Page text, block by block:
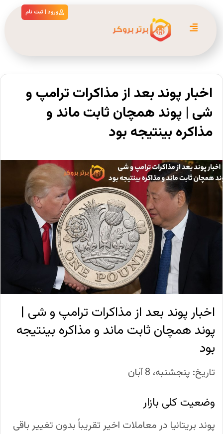
ورود | ثبت نام
اخبار پوند بعد از مذاکرات ترامپ و
شی | پوند همچان ثابت ماند و
مذاکره بی‎نتیجه بود
اخبار پوند بعد از مذاکرات ترامپ و شی |
پوند همچان ثابت ماند و مذاکره بی‎نتیجه
بود
تاریخ: پنجشنبه، 8 آبان
وضعیت کلی بازار
پوند بریتانیا در معاملات اخیر تقریباً بدون تغییر باقی